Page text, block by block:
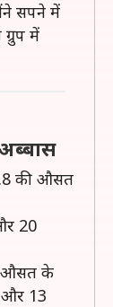
सपने में
में
की औसत
20
औसत के
और 13